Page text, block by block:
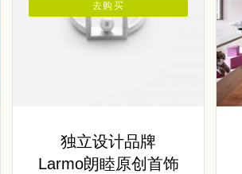
去购买
独立设计品牌
Larmo朗睦原创首饰